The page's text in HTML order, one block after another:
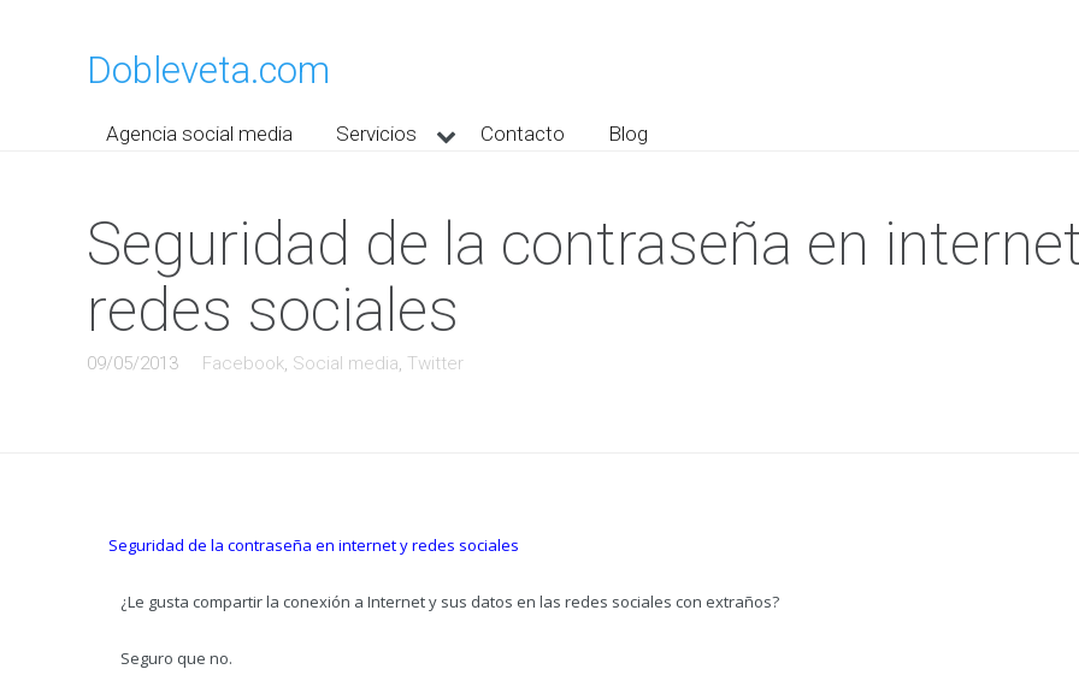
Dobleveta.com
Agencia social media Servicios Contacto Blog
Seguridad de la contraseña en
redes sociales
09/05/2013 Facebook, Social media, Twitter
Seguridad de la contraseña en internet y redes sociales
¿Le gusta compartir la conexión a Internet y sus datos en las redes sociales con extraños?
Seguro que no.